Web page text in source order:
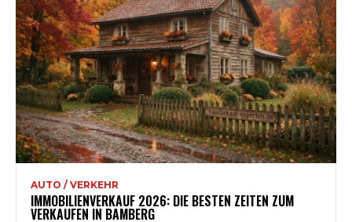
AUTO / VERKEHR
IMMOBILIENVERKAUF 2026: DIE BESTEN ZEITEN ZUM
VERKAUFEN IN BAMBERG